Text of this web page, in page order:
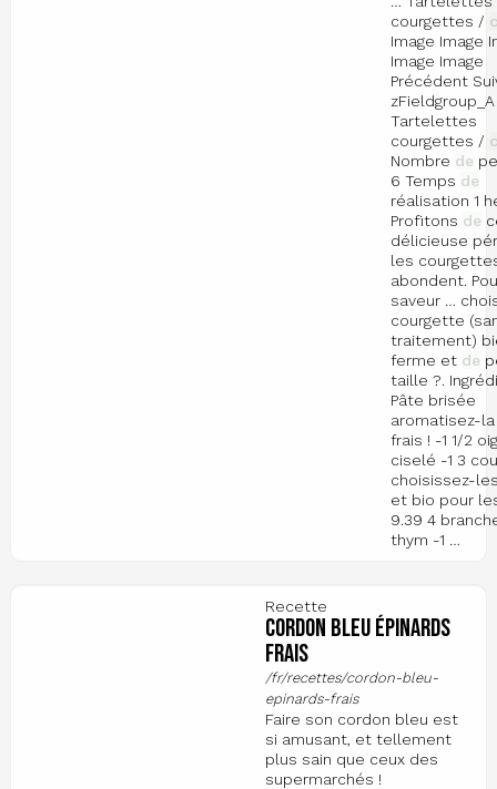
courgettes /
Image Image
Image Image
Précédent
zFieldgroup_A
Tartelettes
courgettes /
Nombre de
6 Temps de
réalisation 1
Profitons de
délicieuse
les
abondent.
saveur …
courgette
traitement)
ferme et de
taille ?.
Pâte brisée
aromatisez-
frais ! -1 1/2
ciselé -1 3
choisissez-
et bio pour
9.39 4
thym -1 …
Recette
Cordon bleu épinards
frais
/fr/recettes/cordon-bleu-
epinards-frais
Faire son cordon bleu est
si amusant, et tellement
plus sain que ceux des
supermarchés !